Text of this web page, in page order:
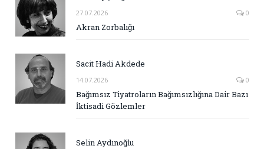
27.07.2026 0
Akran Zorbalığı
Sacit Hadi Akdede
14.07.2026 0
Bağımsız Tiyatroların Bağımsızlığına Dair Bazı
İktisadi Gözlemler
Selin Aydınoğlu